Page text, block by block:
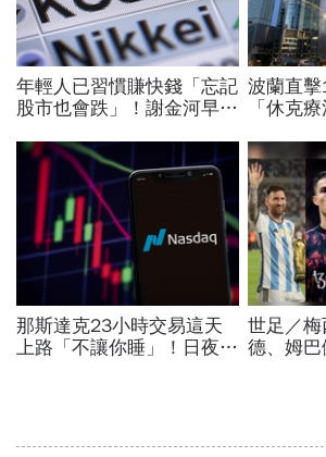
年輕人已習慣賺快錢「忘記
股市也會跌」！謝金河早一
出事：根本把投資人丟火坑
波蘭直
「休克
花30年
那斯達克23小時交易這天
上路「不讓你睡」！日夜盤
世足／
德、姆
73億！